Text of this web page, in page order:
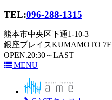
TEL:096-288-1315
熊本市中央区下通1-10-3
銀座プレイスKUMAMOTO 7F
OPEN.20:30～LAST
MENU